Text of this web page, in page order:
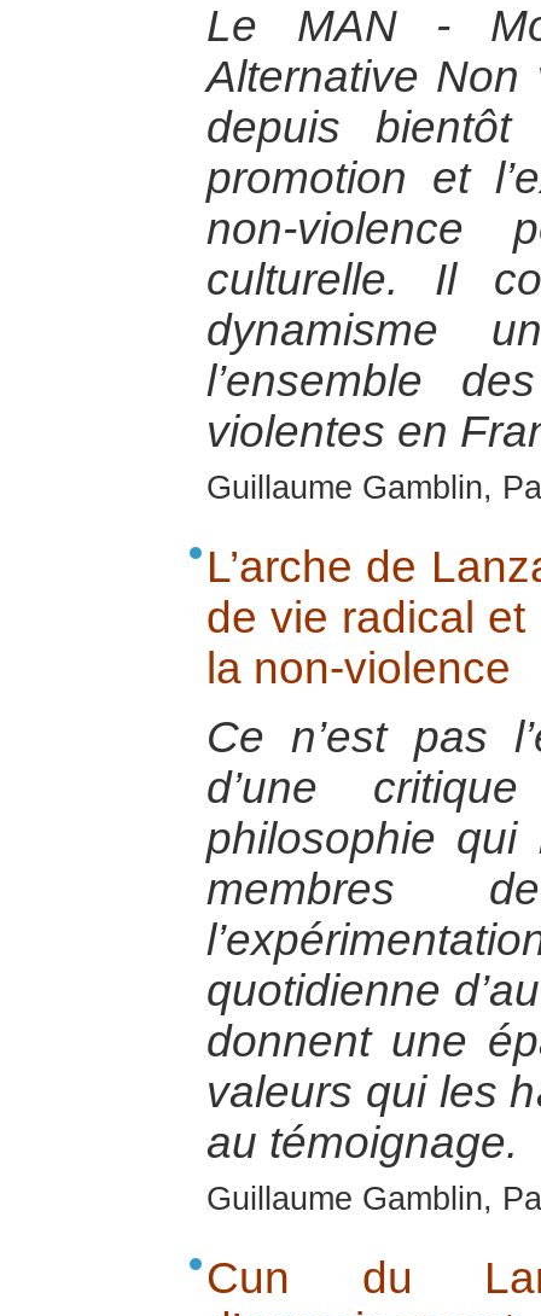
Le MAN -
Alternative
depuis
promotion et
non-violence
culturelle. Il
dynamisme
l’ensemble
violentes en
Guillaume Gamblin,
L’arche de
de vie radical
la non-violence
Ce n’est pas
d’une
philosophie qui
membres
quotidienne
donnent une
valeurs qui les
au témoignage.
Guillaume Gamblin,
Cun du